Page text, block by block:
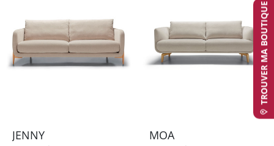
JENNY
MOA
TROUVER MA BOUTIQUE